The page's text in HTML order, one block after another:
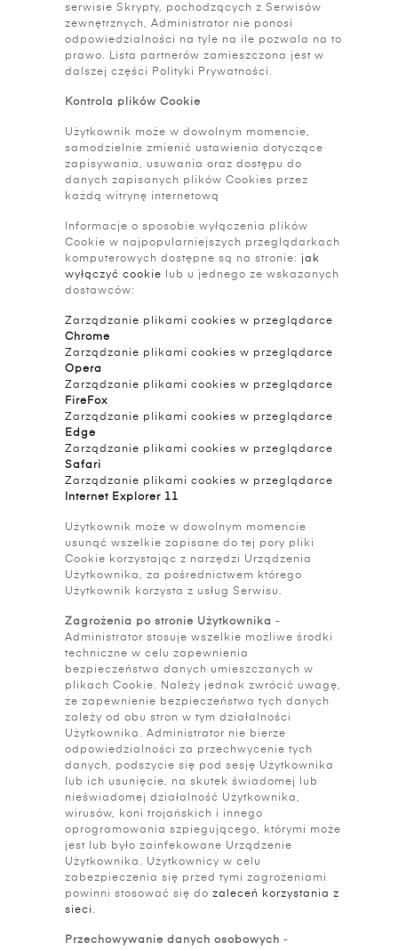
serwisie Skrypty, pochodzących z Serwisów
zewnętrznych, Administrator nie ponosi
odpowiedzialności na tyle na ile pozwala na to
prawo. Lista partnerów zamieszczona jest w
dalszej części Polityki Prywatności.
Kontrola plików Cookie
Użytkownik może w dowolnym momencie,
samodzielnie zmienić ustawienia dotyczące
zapisywania, usuwania oraz dostępu do
danych zapisanych plików Cookies przez
każdą witrynę internetową
Informacje o sposobie wyłączenia plików
Cookie w najpopularniejszych przeglądarkach
komputerowych dostępne są na stronie: jak
wyłączyć cookie lub u jednego ze wskazanych
dostawców:
Zarządzanie plikami cookies w przeglądarce
Chrome
Zarządzanie plikami cookies w przeglądarce
Opera
Zarządzanie plikami cookies w przeglądarce
FireFox
Zarządzanie plikami cookies w przeglądarce
Edge
Zarządzanie plikami cookies w przeglądarce
Safari
Zarządzanie plikami cookies w przeglądarce
Internet Explorer 11
Użytkownik może w dowolnym momencie
usunąć wszelkie zapisane do tej pory pliki
Cookie korzystając z narzędzi Urządzenia
Użytkownika, za pośrednictwem którego
Użytkownik korzysta z usług Serwisu.
Zagrożenia po stronie Użytkownika -
Administrator stosuje wszelkie możliwe środki
techniczne w celu zapewnienia
bezpieczeństwa danych umieszczanych w
plikach Cookie. Należy jednak zwrócić uwagę,
że zapewnienie bezpieczeństwa tych danych
zależy od obu stron w tym działalności
Użytkownika. Administrator nie bierze
odpowiedzialności za przechwycenie tych
danych, podszycie się pod sesję Użytkownika
lub ich usunięcie, na skutek świadomej lub
nieświadomej działalność Użytkownika,
wirusów, koni trojańskich i innego
oprogramowania szpiegującego, którymi może
jest lub było zainfekowane Urządzenie
Użytkownika. Użytkownicy w celu
zabezpieczenia się przed tymi zagrożeniami
powinni stosować się do zaleceń korzystania z
sieci.
Przechowywanie danych osobowych -